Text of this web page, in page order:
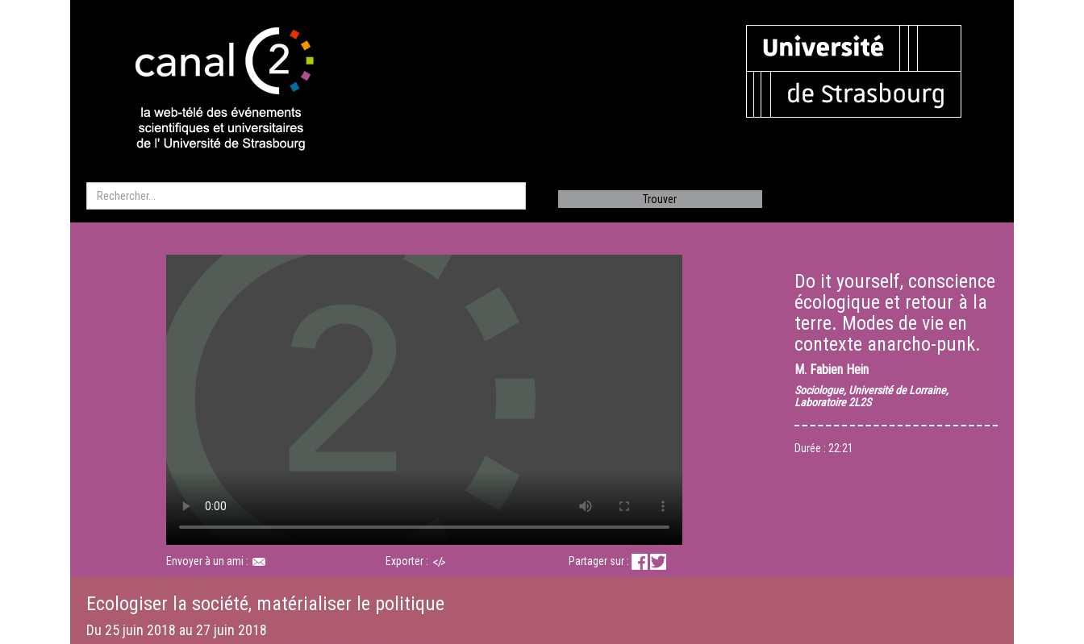
Envoyer à un ami : Exporter : Partager sur :
Do it yourself, conscience
écologique et retour à la
terre. Modes de vie en
contexte anarcho-punk.
M. Fabien Hein
Sociologue, Université de Lorraine,
Laboratoire 2L2S
Durée : 22:21
Ecologiser la société, matérialiser le politique
Du 25 juin 2018 au 27 juin 2018